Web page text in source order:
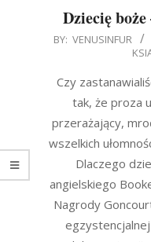
Dziecię
2014-
22
BY: VENUSINFUR
Czy
tak, że proza
przerażający,
wszelkich
Dlaczego
angielskiego
Nagrody